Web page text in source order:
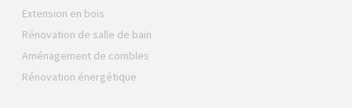
Extension en bois
Rénovation de salle de bain
Aménagement de combles
Rénovation énergétique